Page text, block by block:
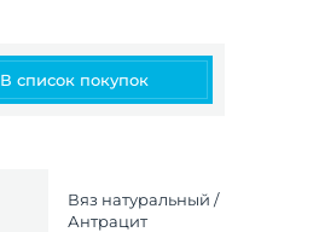
В список покупок
Вяз натуральный /
Антрацит